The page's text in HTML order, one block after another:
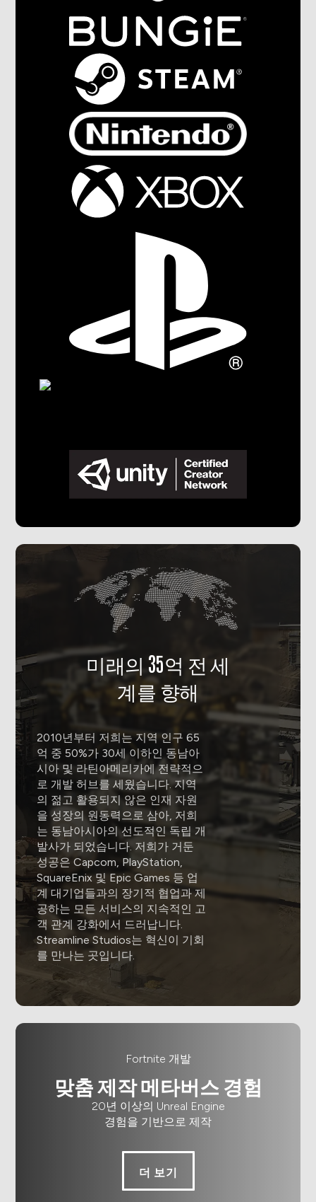
미래의 35억 전 세
계를 향해
2010년부터 저희는 지역 인구 65
억 중 50%가 30세 이하인 동남아
시아 및 라틴아메리카에 전략적으
로 개발 허브를 세웠습니다. 지역
의 젊고 활용되지 않은 인재 자원
을 성장의 원동력으로 삼아, 저희
는 동남아시아의 선도적인 독립 개
발사가 되었습니다. 저희가 거둔
성공은 Capcom, PlayStation,
SquareEnix 및 Epic Games 등 업
계 대기업들과의 장기적 협업과 제
공하는 모든 서비스의 지속적인 고
객 관계 강화에서 드러납니다.
Streamline Studios는 혁신이 기회
를 만나는 곳입니다.
Fortnite 개발
맞춤 제작 메타버스 경험
20년 이상의 Unreal Engine
경험을 기반으로 제작
더 보기